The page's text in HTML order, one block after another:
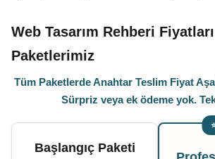
Web Tasarım Rehberi
Paketlerimiz
Tüm Paketlerde Anahtar Teslim Fiyat
Sürpriz veya ek ödeme yok.
Başlangıç Paketi